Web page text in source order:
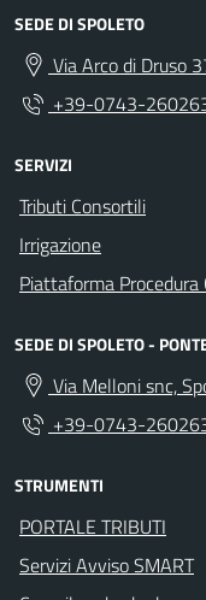
SEDE DI SPOLETO
Via Arco di Druso
+39-0743-
SERVIZI
Tributi Consortili
Irrigazione
Piattaforma Procedura
SEDE DI SPOLETO -
Via Melloni snc,
+39-0743-
STRUMENTI
PORTALE TRIBUTI
Servizi Avviso SMART